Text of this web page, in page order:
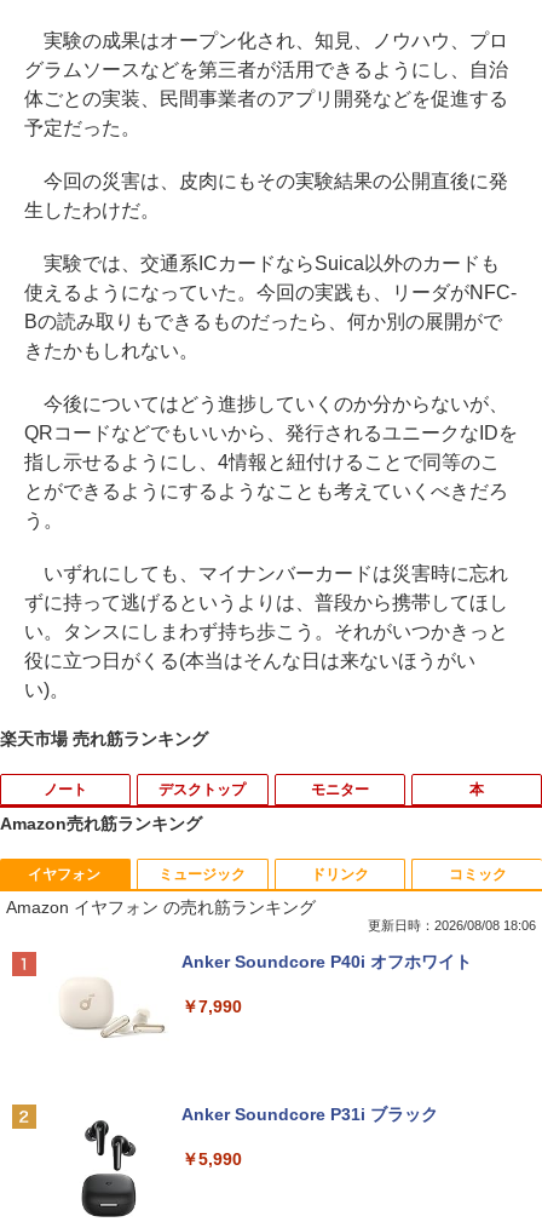
実験の成果はオープン化され、知見、ノウハウ、プロ
グラムソースなどを第三者が活用できるようにし、自治
体ごとの実装、民間事業者のアプリ開発などを促進する
予定だった。
今回の災害は、皮肉にもその実験結果の公開直後に発
生したわけだ。
実験では、交通系ICカードならSuica以外のカードも
使えるようになっていた。今回の実践も、リーダがNFC-
Bの読み取りもできるものだったら、何か別の展開がで
きたかもしれない。
今後についてはどう進捗していくのか分からないが、
QRコードなどでもいいから、発行されるユニークなIDを
指し示せるようにし、4情報と紐付けることで同等のこ
とができるようにするようなことも考えていくべきだろ
う。
いずれにしても、マイナンバーカードは災害時に忘れ
ずに持って逃げるというよりは、普段から携帯してほし
い。タンスにしまわず持ち歩こう。それがいつかきっと
役に立つ日がくる(本当はそんな日は来ないほうがい
い)。
楽天市場 売れ筋ランキング
ノート
1
【★最大100%ポイント】【Windows X
P 搭載】大手メーカー おまかせ ノートパ
ソコン/Celeron Core2/メモリ:4GB/SSD:
ウス 付き/中古ノートPC 中古ノートパソ
中古パソコン 東芝TOSHIBA B35 15.6型
Windows11 Office 2019搭載 在宅勤務
デスクトップ
1
【中古】 富士通・NEC・HP・Dell・Len
ovoなど有名メーカーから特選 店長セレ
クト おまかせデスクトップPC デュアル
ws11-Pro メモリ8GB SSD256GB コアi5
チ以上液晶ディスプレイセット 中古パソ
富士通 FMV K5010 AIO 23.8インチ 第10
モニター
1
【期間限定P15倍+最大10%OFFクーポ
ン】 【3年保証】DELL デル E2020H 中
古 アウトレット 返品 送料無料 中古ディ
晶 モニター 液晶モニター 液晶ディスプ
フィリップス（ディスプレイ） 221S9A/
HDMI、D-Sub/スピーカー：あり/5年間
本
1
【本日限定★P最大29.5倍★お買い物マ
ラソン+SUP★要エントリー】【中古/送
料無料】13冊新品 ハンター協会公式ハン
×HUNTER ＜1-39巻セット＞ / 冨樫義博 /
ター/ハンターハンター
歴史 全巻セット(全20巻+別巻2)
Amazon売れ筋ランキング
イヤフォン
Amazon イヤフォン の売れ筋ランキング
更新日時：2026/08/08 18:06
Anker Soundcore P40i オフホワイト
￥7,990
Anker Soundcore P31i ブラック
￥5,990
ミュージック ドリンク コミック